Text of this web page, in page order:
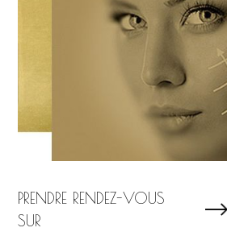
PRENDRE RENDEZ-VOUS
SUR